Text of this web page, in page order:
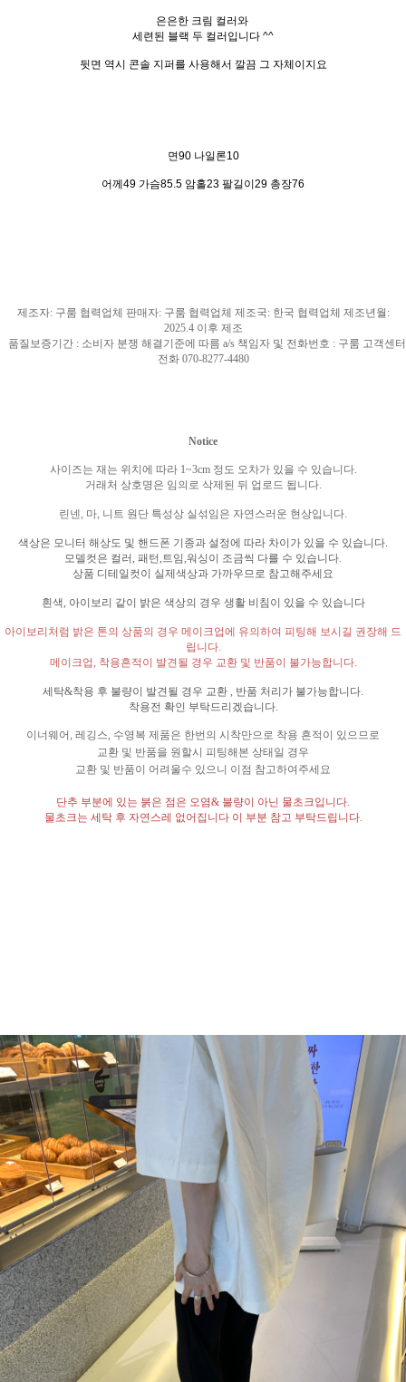
은은한 크림 컬러와
세련된 블랙 두 컬러입니다 ^^
뒷면 역시 콘솔 지퍼를 사용해서 깔끔 그 자체이지요
면90 나일론10
어께49 가슴85.5 암홀23 팔길이29 총장76
제조자: 구룸 협력업체 판매자: 구룸 협력업체 제조국: 한국 협력업체 제조년월 :
2025.4 이후 제조
품질보증기간 : 소비자 분쟁 해결기준에 따름 a/s 책임자 및 전화번호 : 구룸 고객센터
전화 070-8277-4480
Notice
사이즈는 재는 위치에 따라 1~3cm 정도 오차가 있을 수 있습니다.
거래처 상호명은 임의로 삭제된 뒤 업로드 됩니다.
린넨 마 니트 원단 특성상 실섞임은 자연스러운 현상입니다
색상은 모니터 해상도 및 핸드폰 기종과 설정에 따라 차이가 있을 수 있습니다
모델컷은 컬러 패턴 트임 워싱이 조금씩 다를 수 있습니다
상품 디테일컷이 실제색상과 가까우므로 참고해주세요
흰색 아이보리 같이 밝은 색상의 경우 생활 비침이 있을 수 있습니다
아이보리처럼 밝은 톤의 상품의 경우 메이크업에 유의하여 피팅해 보시길 권장해 드
립니다.
메이크업
착용흔적이 발견될 경우 교환 및 반품이 불가능합니다.
세탁&착용 후 불량이 발견될 경우 교환 반품 처리가 불가능합니다
착용전 확인 부탁드리겠습니다.
이너웨어 레깅스 수영복 제품은 한번의 시착만으로 착용 흔적이 있으므로
교환 및 반품을 원할시 피팅해본 상태일 경우
교환 및 반품이 어려울수 있으니 이점 참고하여주세요
단추 부분에 있는 붉은 점은 오염& 불량이 아닌 물초크입니다
물초크는 세탁 후 자연스레 없어집니다 이 부분 참고 부탁드립니다.